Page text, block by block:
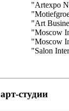
"Artexpo
"Art
"Moscow
"Moscow
"Salon
студии